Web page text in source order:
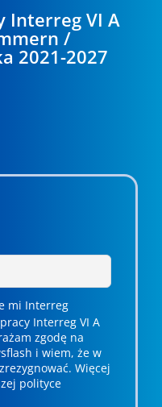
Interreg VI A
/
2021-2027
mi Interreg
Interreg VI A
zgodę na
i wiem, że w
­­Więcej
polityce